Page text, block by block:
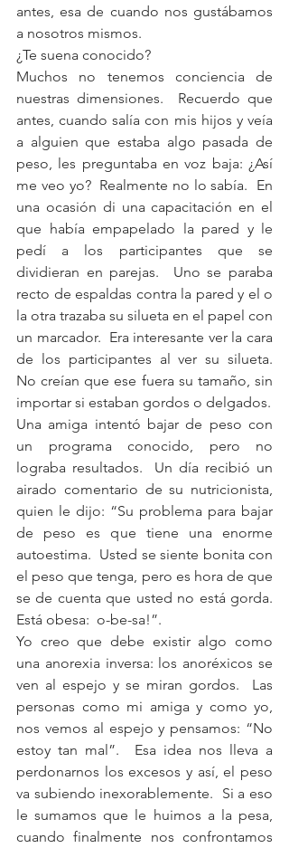
antes, esa de cuando nos gustábamos
a nosotros mismos.
¿Te suena conocido?
Muchos no tenemos conciencia de
nuestras dimensiones.  Recuerdo que
antes, cuando salía con mis hijos y veía
a alguien que estaba algo pasada de
peso, les preguntaba en voz baja: ¿Así
me veo yo?  Realmente no lo sabía.  En
una ocasión di una capacitación en el
que había empapelado la pared y le
pedí a los participantes que se
dividieran en parejas.  Uno se paraba
recto de espaldas contra la pared y el o
la otra trazaba su silueta en el papel con
un marcador.  Era interesante ver la cara
de los participantes al ver su silueta.
No creían que ese fuera su tamaño, sin
importar si estaban gordos o delgados.
Una amiga intentó bajar de peso con
un programa conocido, pero no
lograba resultados.  Un día recibió un
airado comentario de su nutricionista,
quien le dijo: “Su problema para bajar
de peso es que tiene una enorme
autoestima.  Usted se siente bonita con
el peso que tenga, pero es hora de que
se de cuenta que usted no está gorda.
Está obesa:  o-be-sa!”.
Yo creo que debe existir algo como
una anorexia inversa: los anoréxicos se
ven al espejo y se miran gordos.  Las
personas como mi amiga y como yo,
nos vemos al espejo y pensamos: “No
estoy tan mal”.  Esa idea nos lleva a
perdonarnos los excesos y así, el peso
va subiendo inexorablemente.  Si a eso
le sumamos que le huimos a la pesa,
cuando finalmente nos confrontamos